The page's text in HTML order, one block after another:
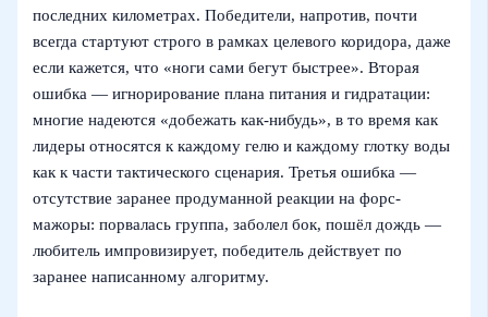
последних километрах. Победители, напротив, почти
всегда стартуют строго в рамках целевого коридора, даже
если кажется, что «ноги сами бегут быстрее». Вторая
ошибка — игнорирование плана питания и гидратации:
многие надеются «добежать как-нибудь», в то время как
лидеры относятся к каждому гелю и каждому глотку воды
как к части тактического сценария. Третья ошибка —
отсутствие заранее продуманной реакции на форс-
мажоры: порвалась группа, заболел бок, пошёл дождь —
любитель импровизирует, победитель действует по
заранее написанному алгоритму.